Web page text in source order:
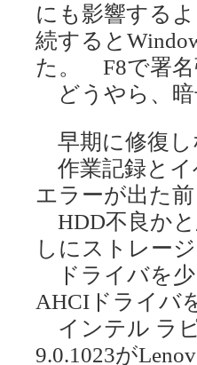
にも影響する
続すると
た。 F8で署名
どうやら、暗
早期に修復し
作業記録とイ
エラーが出た
HDD不良か
しにストレー
ドライバを少
AHCIドライバ
インテル ラ
9.​0.​1023が